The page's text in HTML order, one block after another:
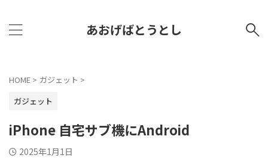
あおげばとうとし
HOME > ガジェット >
ガジェット
iPhone 自宅サブ機にAndroid
2025年1月1日